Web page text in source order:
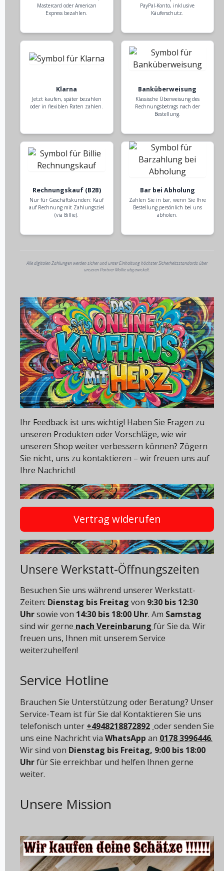
Mastercard oder American
Express bezahlen.
PayPal-Konto, inklusive
Käuferschutz.
Klarna
Jetzt kaufen, später bezahlen
oder in flexiblen Raten zahlen.
Banküberweisung
Klassische Überweisung des
Rechnungsbetrags nach der
Bestellung.
Rechnungskauf (B2B)
Nur für Geschäftskunden: Kauf
auf Rechnung mit Zahlungsziel
(via Billie).
Bar bei Abholung
Zahlen Sie in bar, wenn Sie Ihre
Bestellung persönlich bei uns
abholen.
Alle digitalen Zahlungen werden sicher und unter Einhaltung höchster Sicherheitsstandards über
unseren Partner Mollie abgewickelt.
Ihr Feedback ist uns wichtig! Haben Sie Fragen zu
unseren Produkten oder Vorschläge, wie wir
unseren Shop weiter verbessern können? Zögern
Sie nicht, uns zu kontaktieren – wir freuen uns auf
Ihre Nachricht!
Vertrag widerufen
Unsere Werkstatt-Öffnungszeiten
Besuchen Sie uns während unserer Werkstatt-
Zeiten: Dienstag bis Freitag von 9:30 bis 12:30
Uhrsowie von 14:30 bis 18:00 Uhr. Am Samstag
sind wir gerne nach Vereinbarung für Sie da. Wir
freuen uns, Ihnen mit unserem Service
weiterzuhelfen!
Service Hotline
Brauchen Sie Unterstützung oder Beratung? Unser
Service-Team ist für Sie da! Kontaktieren Sie uns
telefonisch unter +4948218872892 oder senden Sie
uns eine Nachricht via WhatsApp an 0178 3996446.
Wir sind von Dienstag bis Freitag, 9:00 bis 18:00
Uhrfür Sie erreichbar und helfen Ihnen gerne
weiter.
Unsere Mission